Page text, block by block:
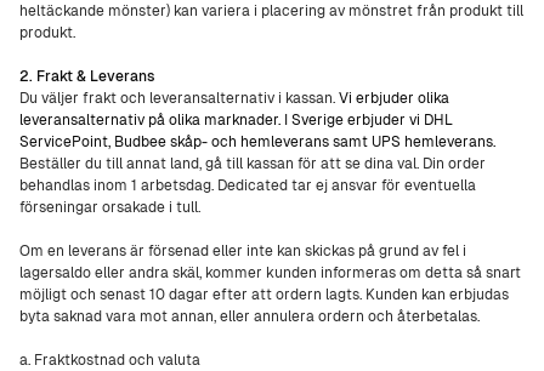
heltäckande mönster) kan variera i placering av mönstret från produkt till
produkt.
2. Frakt & Leverans
Du väljer frakt och leveransalternativ i kassan.Vi erbjuder olika
leveransalternativ på olika marknader. I Sverige erbjuder vi DHL
ServicePoint, Budbee skåp- och hemleverans samt UPS hemleverans.
Beställer du till annat land, gå till kassan för att se dina val. Din order
behandlas inom 1 arbetsdag. Dedicated tar ej ansvar för eventuella
förseningar orsakade i tull.
Om en leverans är försenad eller inte kan skickas på grund av fel i
lagersaldo eller andra skäl, kommer kunden informeras om detta så snart
möjligt och senast 10 dagar efter att ordern lagts. Kunden kan erbjudas
byta saknad vara mot annan, eller annulera ordern och återbetalas.
a. Fraktkostnad och valuta